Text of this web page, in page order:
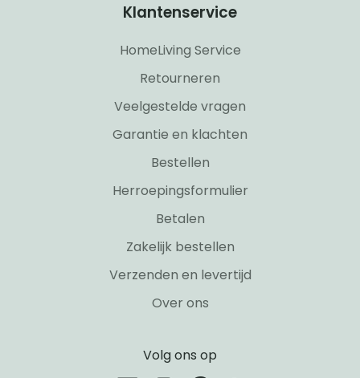
Klantenservice
HomeLiving Service
Retourneren
Veelgestelde vragen
Garantie en klachten
Bestellen
Herroepingsformulier
Betalen
Zakelijk bestellen
Verzenden en levertijd
Over ons
Volg ons op